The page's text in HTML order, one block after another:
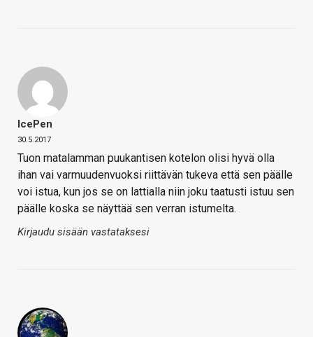
IcePen
30.5.2017
Tuon matalamman puukantisen kotelon olisi hyvä olla
ihan vai varmuudenvuoksi riittävän tukeva että sen päälle
voi istua, kun jos se on lattialla niin joku taatusti istuu sen
päälle koska se näyttää sen verran istumelta.
Kirjaudu sisään vastataksesi